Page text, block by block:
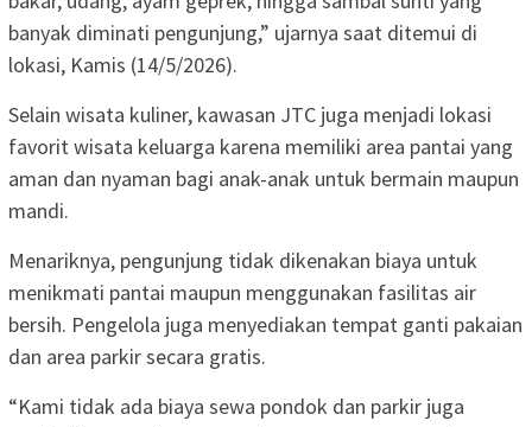
banyak diminati pengunjung,” ujarnya saat ditemui di
lokasi, Kamis (14/5/2026).
Selain wisata kuliner, kawasan JTC juga menjadi lokasi
favorit wisata keluarga karena memiliki area pantai yang
aman dan nyaman bagi anak-anak untuk bermain maupun
mandi.
Menariknya, pengunjung tidak dikenakan biaya untuk
menikmati pantai maupun menggunakan fasilitas air
bersih. Pengelola juga menyediakan tempat ganti pakaian
dan area parkir secara gratis.
“Kami tidak ada biaya sewa pondok dan parkir juga